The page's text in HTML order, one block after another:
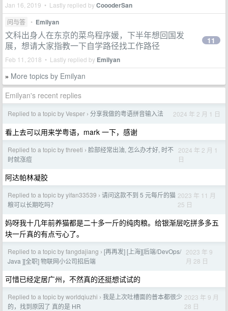
Jan 16, 2019 • Lastly replied byCoooderSan
问与答 • Emilyan
文科出身人在东京的菜鸟程序媛，下半年想回国发
展，想请大家指教一下自学路径找工作路径
Feb 11, 2018 • Lastly replied by Emilyan
11
» More topics by Emilyan
Emilyan's recent replies
Replied to a topic by Vesper › 分享我做的粤语拼音输入法 2024 年 2 月 1 日
看上去可以用来学粤语，mark 一下，感谢
Replied to a topic by threeti › 脸部经常出油, 怎么办才好, 时不
时就涨痘
2024 年 2 月 1
日
阿达帕林凝胶
Replied to a topic by yifan33539 › 请问这款不到 5 元每斤的猫
粮可以长期吃吗？
2023 年 11 月
25 日
妈呀我十几年前养猫都是二十多一斤的纯肉粮。给银渐层吃拼多多五
块一斤真的有点亏心了。
Replied to a topic by fangdajiang › [再再发] [上海][后端/DevOps/
Java ][全职] 物联网小公司招后端
2023 年 9
月 28 日
可惜已经定居广州，不然真的还挺想试试的
Replied to a topic by worldqiuzhi › 我是上次吐槽面的普本都很少
的，找到原因了 真的是 HR
2023 年 9 月
28 日